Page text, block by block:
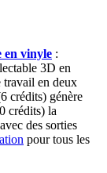
vinyle :
3D en
travail en deux
crédits) génère
crédits) la
des sorties
pour tous les